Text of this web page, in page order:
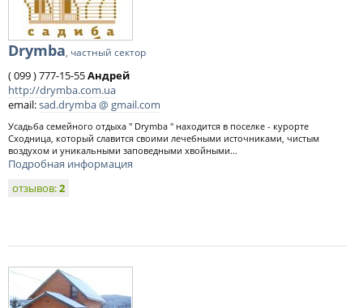
Drymba, частный сектор
( 099 ) 777-15-55Андрей
http://drymba.com.ua
email:sad.drymba @ gmail.com
Усадьба семейного отдыха " Drymba " находится в поселке - курорте
Сходница, который славится своими лечебными источниками, чистым
воздухом и уникальными заповедными хвойными...
Подробная информация
отзывов:2